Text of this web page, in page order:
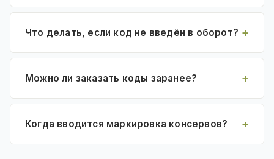
Что делать, если код не введён в оборот?
Можно ли заказать коды заранее?
Когда вводится маркировка консервов?